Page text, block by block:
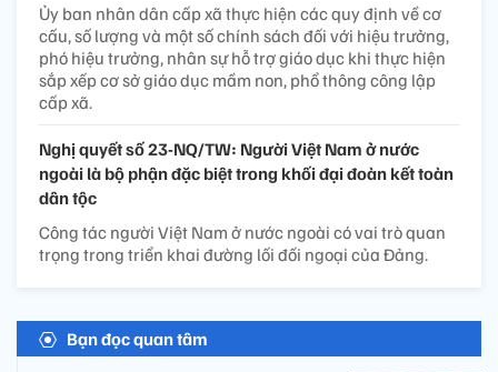
Ủy ban nhân dân cấp xã thực hiện các quy định về cơ
cấu, số lượng và một số chính sách đối với hiệu trưởng,
phó hiệu trưởng, nhân sự hỗ trợ giáo dục khi thực hiện
sắp xếp cơ sở giáo dục mầm non, phổ thông công lập
cấp xã.
Nghị quyết số 23-NQ/TW: Người Việt Nam ở nước
ngoài là bộ phận đặc biệt trong khối đại đoàn kết toàn
dân tộc
Công tác người Việt Nam ở nước ngoài có vai trò quan
trọng trong triển khai đường lối đối ngoại của Đảng.
Bạn đọc quan tâm